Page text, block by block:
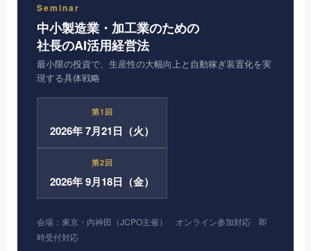
Seminar
中小製造業・加工業のための
社長のAI活用経営法
最小限の投資で、生産性の大幅向上と自動稼ぎ装置化を実
現する具体戦略
第1回
2026年 7月21日（火）
第2回
2026年 9月18日（金）
会場：東京・内神田（JCPO主催） オンライン参加対応 即
時受付対応